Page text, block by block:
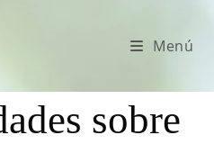
Menú
sobre